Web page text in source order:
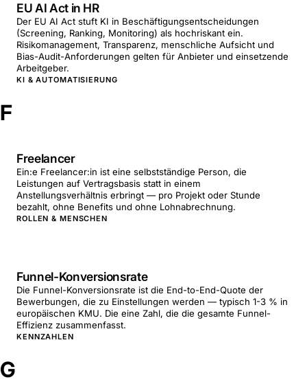
EU AI Act in HR
Der EU AI Act stuft KI in Beschäftigungsentscheidungen
(Screening, Ranking, Monitoring) als hochriskant ein.
Risikomanagement, Transparenz, menschliche Aufsicht und
Bias-Audit-Anforderungen gelten für Anbieter und einsetzende
Arbeitgeber.
KI & AUTOMATISIERUNG
F
Freelancer
Ein:e Freelancer:in ist eine selbstständige Person, die
Leistungen auf Vertragsbasis statt in einem
Anstellungsverhältnis erbringt — pro Projekt oder Stunde
bezahlt, ohne Benefits und ohne Lohnabrechnung.
ROLLEN & MENSCHEN
Funnel-Konversionsrate
Die Funnel-Konversionsrate ist die End-to-End-Quote der
Bewerbungen, die zu Einstellungen werden — typisch 1-3 % in
europäischen KMU. Die eine Zahl, die die gesamte Funnel-
Effizienz zusammenfasst.
KENNZAHLEN
G